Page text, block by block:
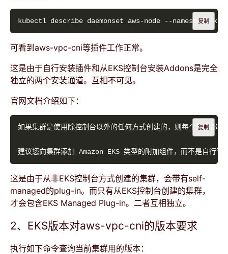
复制
可看到aws-vpc-cni等插件工作正常。
这是由于自行安装插件和从EKS控制台安装Addons是完全
独立的两个安装通道。互相不可见。
官网文档介绍如下：
复制
这是由于从非EKS控制台方式创建的集群，会带有self-
managed的plug-in。而只有从EKS控制台创建的集群，
才会包含EKS Managed Plug-in。二者互相独立。
2、EKS版本对aws-vpc-cni的版本要求
执行如下命令查询当前集群用的版本：